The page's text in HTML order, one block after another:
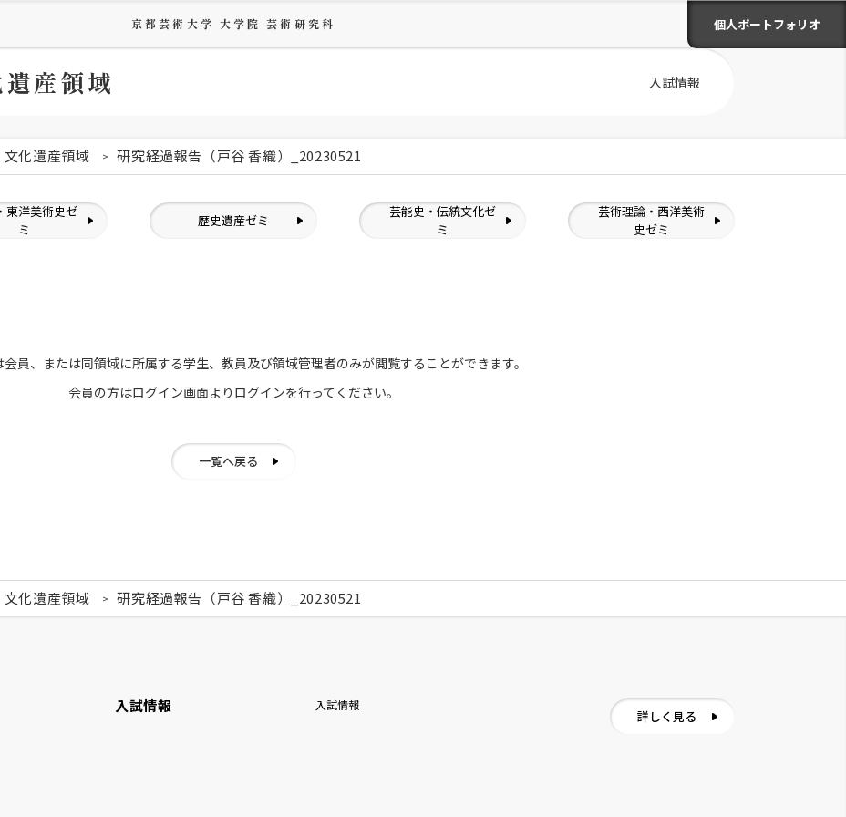
京都芸術大学 大学院 芸術研究科 個人ポートフォリオ
産領域 入試情報
化遺産領域 研究経過報告（戸谷 香織）_20230521
東洋美術史ゼ
ミ
歴史遺産ゼミ
芸能史・伝統文化ゼ
ミ
芸術理論・西洋美術
史ゼミ
会員、または同領域に所属する学生、教員及び領域管理者のみが閲覧することができます。
会員の方はログイン画面より ログインを行ってください。
一覧へ戻る
化遺産領域 研究経過報告（戸谷 香織）_20230521
入試情報 入試情報
詳しく見る